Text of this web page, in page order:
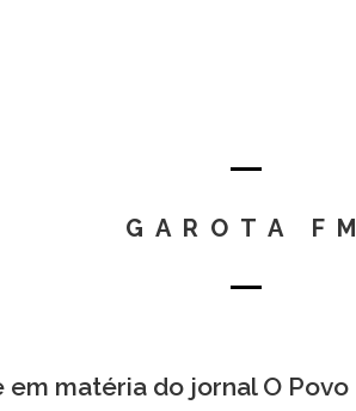
GAROTA FM
matéria do jornal O Povo